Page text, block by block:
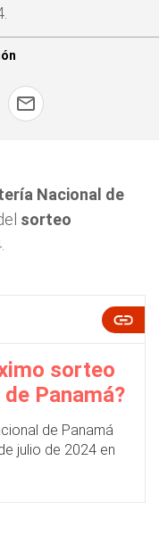
Nacional de
sorteo
sorteo
Panamá?
de Panamá
julio de 2024 en